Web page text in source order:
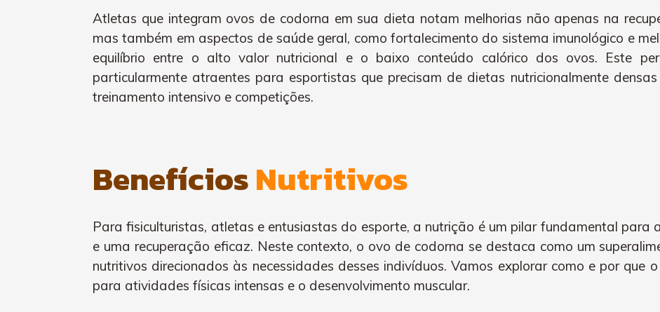
Atletas que integram ovos de codorna em sua dieta notam melhorias não apenas na
mas também em aspectos de saúde geral, como fortalecimento do sistema imunológico e
equilíbrio entre o alto valor nutricional e o baixo conteúdo calórico dos ovos. Este
particularmente atraentes para esportistas que precisam de dietas nutricionalmente
treinamento intensivo e competições.
BenefíciosNutritivos
Para fisiculturistas, atletas e entusiastas do esporte, a nutrição é um pilar fundamental para
e uma recuperação eficaz. Neste contexto, o ovo de codorna se destaca como um
nutritivos direcionados às necessidades desses indivíduos. Vamos explorar como e por que
para atividades físicas intensas e o desenvolvimento muscular.